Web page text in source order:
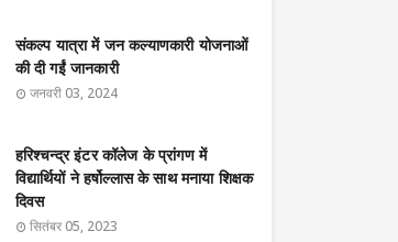
संकल्प यात्रा में जन कल्याणकारी योजनाओं
की दी गईं जानकारी
जनवरी 03, 2024
हरिश्चन्द्र इंटर कॉलेज के प्रांगण में
विद्यार्थियों ने हर्षोल्लास के साथ मनाया शिक्षक
दिवस
सितंबर 05, 2023